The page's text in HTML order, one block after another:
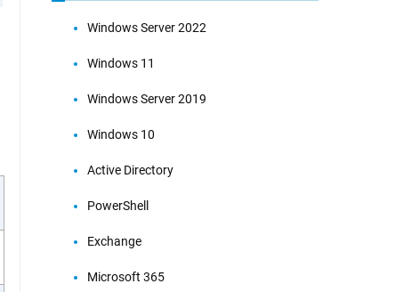
Windows Server 2022
Windows 11
Windows Server 2019
Windows 10
Active Directory
PowerShell
Exchange
Microsoft 365